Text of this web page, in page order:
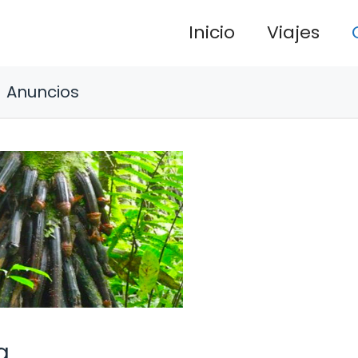
Inicio Viajes
Anuncios